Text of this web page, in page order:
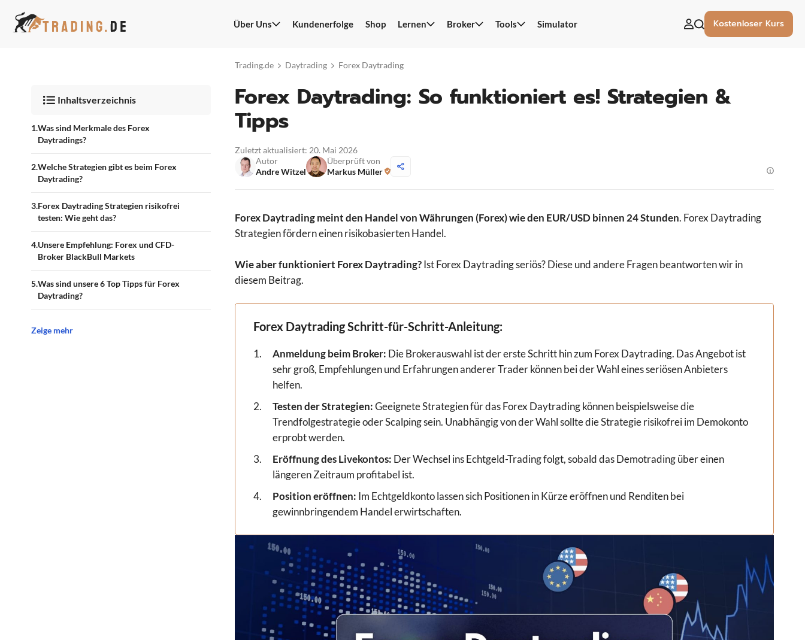
Inhalt
Über Uns Kundenerfolge Shop Lernen Broker Tools Simulator Kostenloser Kurs
Trading.de Daytrading Forex Daytrading
Forex Daytrading: So funktioniert es! Strategien &
Tipps
Zuletzt aktualisiert: 20. Mai 2026
Autor
Andre Witzel
Überprüft von
Markus Müller
Forex Daytrading meint den Handel von Währungen (Forex) wie den EUR/USD binnen 24 Stunden. Forex Daytrading
Strategien fördern einen risikobasierten Handel.
Wie aber funktioniert Forex Daytrading?Ist Forex Daytrading seriös? Diese und andere Fragen beantworten wir in
diesem Beitrag.
Forex Daytrading Schritt-für-Schritt-Anleitung:
Anmeldung beim Broker: Die Brokerauswahl ist der erste Schritt hin zum Forex Daytrading. Das Angebot ist
sehr groß, Empfehlungen und Erfahrungen anderer Trader können bei der Wahl eines seriösen Anbieters
helfen.
Testen der Strategien:Geeignete Strategien für das Forex Daytrading können beispielsweise die
Trendfolgestrategie oder Scalping sein. Unabhängig von der Wahl sollte die Strategie risikofrei im Demokonto
erprobt werden.
Eröffnung des Livekontos: Der Wechsel ins Echtgeld-Trading folgt, sobald das Demotrading über einen
längeren Zeitraum profitabel ist.
Position eröffnen: Im Echtgeldkonto lassen sich Positionen in Kürze eröffnen und Renditen bei
gewinnbringendem Handel erwirtschaften.
Inhaltsverzeichnis
Was sind Merkmale des Forex
Daytradings?
Welche Strategien gibt es beim Forex
Daytrading?
Forex Daytrading Strategien risikofrei
testen: Wie geht das?
Unsere Empfehlung: Forex und CFD-
Broker BlackBull Markets
Was sind unsere 6 Top Tipps für Forex
Daytrading?
Zeige mehr